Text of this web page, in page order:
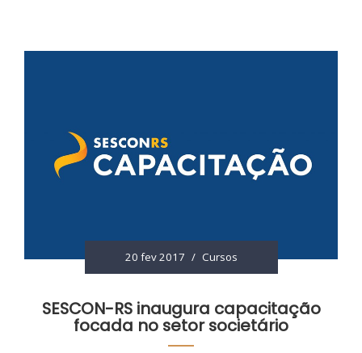
20 fev 2017 / Cursos
SESCON-RS inaugura capacitação
focada no setor societário